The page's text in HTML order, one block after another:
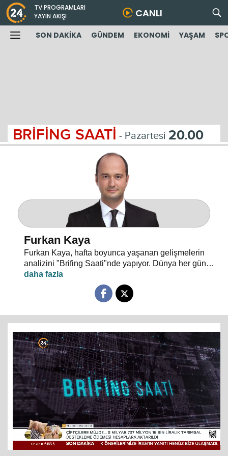
TV PROGRAMLARI
YAYIN AKIŞI
CANLI
SON DAKİKA GÜNDEM EKONOMİ YAŞAM
BRİFİNG SAATİ - Pazartesi 20.00
Furkan Kaya
Furkan Kaya, hafta boyunca yaşanan gelişmelerin
analizini "Brifing Saati"nde yapıyor. Dünya her gün
yeni olaylarla şekilleniyor. Gündem yoğun, akış hızlı...
Siyasi gelişmeler, dış politika, uluslararası güvenlik,
terörle mücadele ve gündeme dair herşey
cevapları "Brifing Saati"nde aranıyor. Brifing Saati,
izleyicileriyle buluşuyor…